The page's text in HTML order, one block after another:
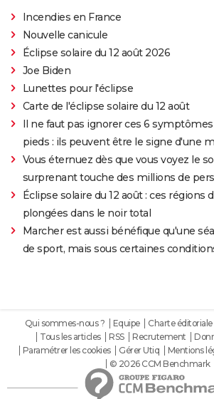
Incendies en France
Nouvelle canicule
Éclipse solaire du 12 août 2026
Joe Biden
Lunettes pour l'éclipse
Carte de l'éclipse solaire du 12 août
Il ne faut pas ignorer ces 6 symptômes
pieds : ils peuvent être le signe d'une
Vous éternuez dès que vous voyez le
surprenant touche des millions de
Éclipse solaire du 12 août : ces régions
plongées dans le noir total
Marcher est aussi bénéfique qu'une
de sport, mais sous certaines
Qui sommes-nous ? Equipe Charte éditoriale
Tous les articles
RSS Recrutement
Paramétrer les cookies
Gérer Utiq Mentions
© 2026 CCM Benchmark